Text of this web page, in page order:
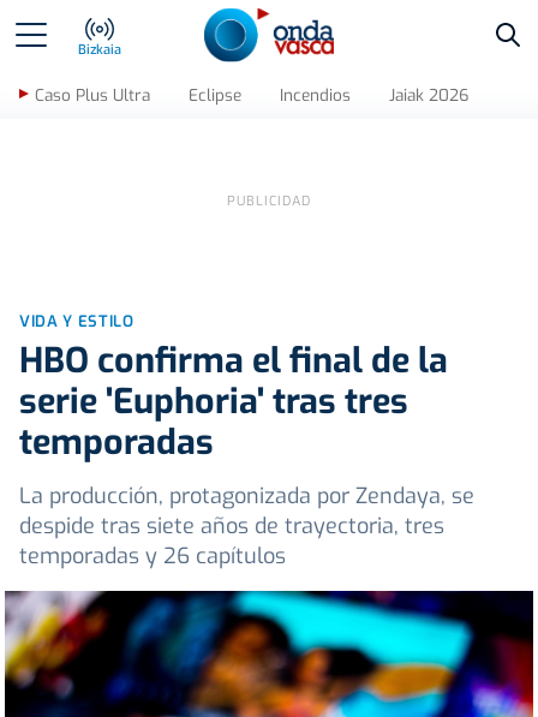
Bizkaia
Caso Plus Ultra Eclipse Incendios Jaiak 2026
VIDA Y ESTILO
HBO confirma el final de la
serie 'Euphoria' tras tres
temporadas
La producción, protagonizada por Zendaya, se
despide tras siete años de trayectoria, tres
temporadas y 26 capítulos